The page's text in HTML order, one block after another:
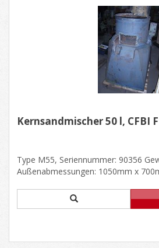
Kernsandmischer 50 l, CFBI
Type M55, Seriennummer: 90356
Außenabmessungen: 1050mm x